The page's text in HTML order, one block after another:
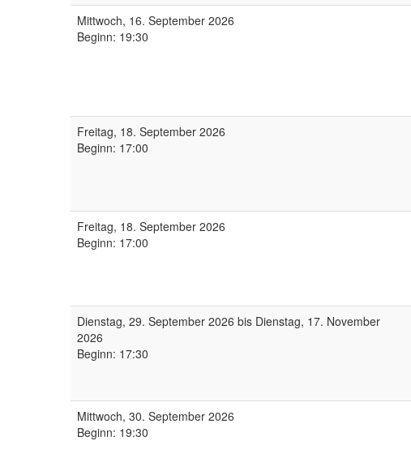
Mittwoch, 16. September 2026
Beginn: 19:30
Freitag, 18. September 2026
Beginn: 17:00
Freitag, 18. September 2026
Beginn: 17:00
Dienstag, 29. September 2026 bis Dienstag, 17. November
2026
Beginn: 17:30
Mittwoch, 30. September 2026
Beginn: 19:30